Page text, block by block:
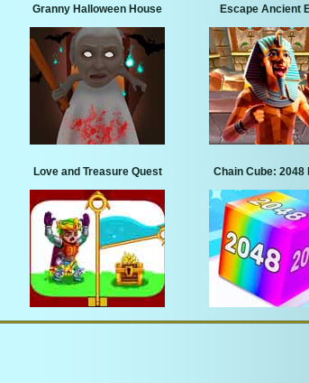
Granny Halloween House Escape Ancient
Love and Treasure Quest Chain Cube: 2048